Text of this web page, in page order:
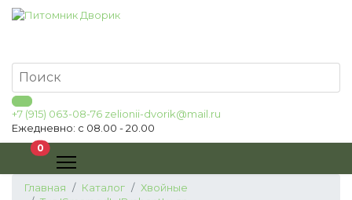
+7 (915) 063-08-76 zelionii-dvorik@mail.ru
Ежедневно: с 08.00 - 20.00
0В корзину
Главная Каталог
Хвойные